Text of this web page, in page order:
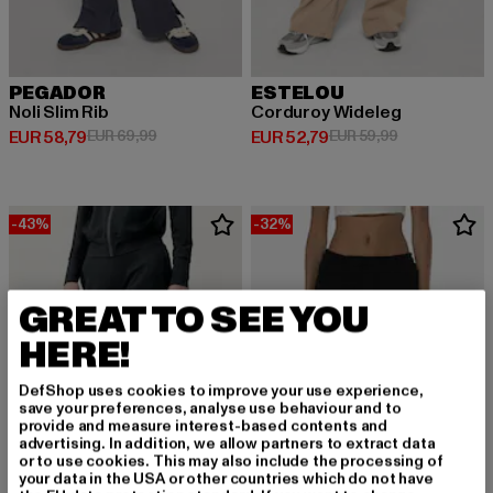
PEGADOR
Noli Slim Rib
EUR 58,79
Derzeitiger Preis: EUR 58,79
EUR 69,99Aktionspreis: EUR 69,99
ESTELOU
Corduroy Wideleg
EUR 52,79
Derzeitiger Preis: EUR 52,79
EUR 59,99Aktionspreis:
-43% -32%
GREAT TO SEE YOU
HERE!
DefShop uses cookies to improve your use experience,
save your preferences, analyse use behaviour and to
provide and measure interest-based contents and
advertising. In addition, we allow partners to extract data
or to use cookies. This may also include the processing of
your data in the USA or other countries which do not have